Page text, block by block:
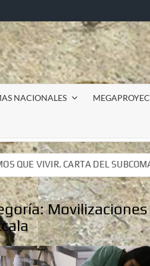
NACIONALES
INSURGENTE
INSURGENTE